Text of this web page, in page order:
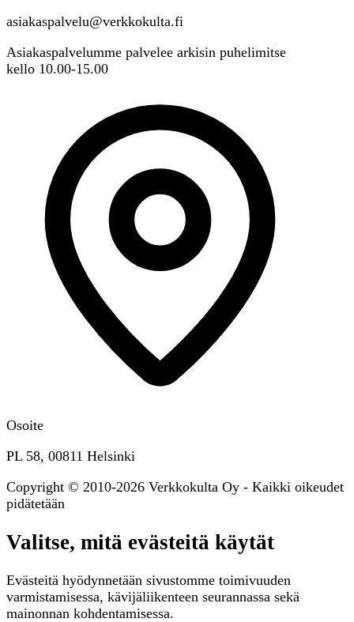
asiakaspalvelu@verkkokulta.fi
Asiakaspalvelumme palvelee arkisin puhelimitse
kello 10.00-15.00
Osoite
PL 58, 00811 Helsinki
Copyright © 2010-2026 Verkkokulta Oy - Kaikki oikeudet
pidätetään
Valitse, mitä evästeitä käytät
Evästeitä hyödynnetään sivustomme toimivuuden
varmistamisessa, kävijäliikenteen seurannassa sekä
mainonnan kohdentamisessa.